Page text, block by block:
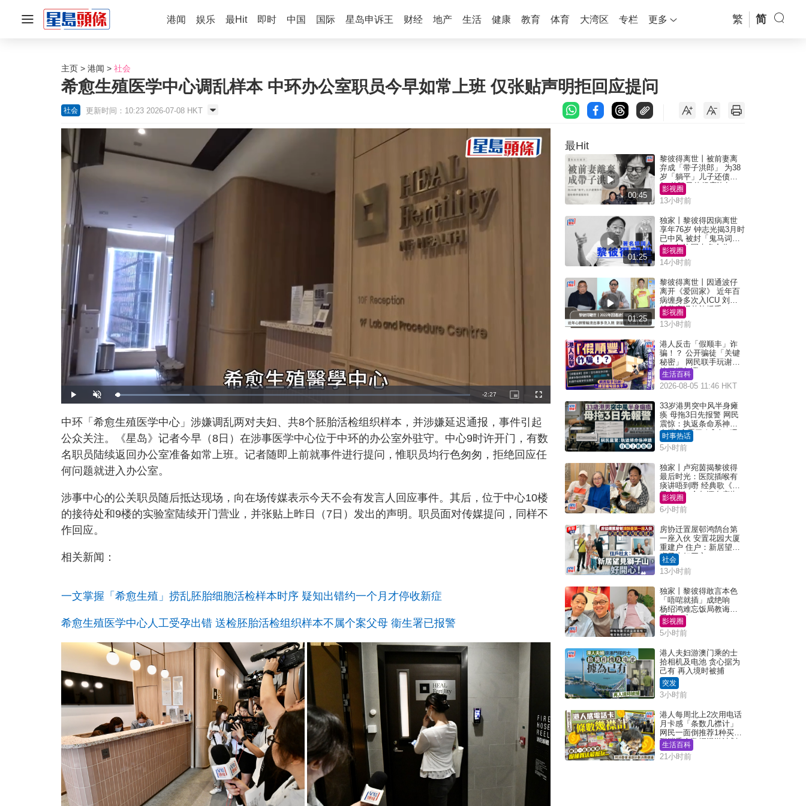
港闻 娱乐 最Hit 即时 中国 国际 星岛申诉王 财经 地产 生活 健康 教育 体育 大湾区 专栏 更多 繁 简
主页 港闻 社会
希愈生殖医学中心调乱样本 中环办公室职员今早如常上班 仅张贴声明拒回应提问
社会 更新时间：10:23 2026-07-08 HKT
P
l
U
n
t
e
L
o
e
d
.
0
%
R
n
-2:27
P
i
u
n
e
F
u
s
c
r
e
e
n
中环「希愈生殖医学中心」涉嫌调乱两对夫妇、共8个胚胎活检组织样本，并涉嫌延迟通报，事件引起
公众关注。《星岛》记者今早（8日）在涉事医学中心位于中环的办公室外驻守。中心9时许开门，有数
名职员陆续返回办公室准备如常上班。记者随即上前就事件进行提问，惟职员均行色匆匆，拒绝回应任
何问题就进入办公室。
涉事中心的公关职员随后抵达现场，向在场传媒表示今天不会有发言人回应事件。其后，位于中心10楼
的接待处和9楼的实验室陆续开门营业，并张贴上昨日（7日）发出的声明。职员面对传媒提问，同样不
作回应。
相关新闻：
一文掌握「希愈生殖」捞乱胚胎细胞活检样本时序 疑知出错约一个月才停收新症
希愈生殖医学中心人工受孕出错 送检胚胎活检组织样本不属个案父母 衞生署已报警
最Hit
00:45
黎彼得离世丨被前妻离
弃成「带子洪郎」 为38
岁「躺平」儿子还债多
年 曾盼寻伴侣度晚年
影视圈
13小时前
01:25
独家丨黎彼得因病离世
享年76岁 钟志光揭3月时
已中风 被封「鬼马词
人」与许冠杰多合作
影视圈
14小时前
01:25
黎彼得离世丨因通波仔
离开《爱回家》 近年百
病缠身多次入ICU 刘銮
雄黄宗泽曾施援手
影视圈
13小时前
港人反击「假顺丰」诈
骗！？ 公开骗徒「关键
秘密」 网民联手玩谢：
练习缅甸语
生活百科
2026-08-05 11:46 HKT
33岁港男突中风半身瘫
痪 母拖3日先报警 网民
震惊：执返条命系神迹
自爆2个恶习｜Juicy叮
时事热话
5小时前
独家丨卢宛茵揭黎彼得
最后时光：医院插喉有
痰讲唔到嘢 经典歌《浪
子心声》金句源自庙街
睇相佬
影视圈
6小时前
房协迁置屋邨鸿鹄台第
一座入伙 安置花园大厦
重建户 住户：新居望见
狮子山好开心！
社会
13小时前
独家丨黎彼得敢言本色
「唔啱就插」成绝响
杨绍鸿难忘饭局教诲：
受益一生
影视圈
5小时前
港人夫妇游澳门乘的士
拾相机及电池 贪心据为
己有 再入境时被捕
突发
3小时前
港人每周北上2次用电话
月卡感「条数几襟计」
网民一面倒推荐1种买法
附消委会数据漫游计划
消费提示
生活百科
21小时前